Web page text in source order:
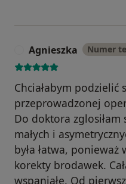
Agnieszka Numer
Chciałabym
przeprowadzonej
Do doktora
małych i
była łatwa, ponieważ
korekty brodawek.
wspaniałe. Od